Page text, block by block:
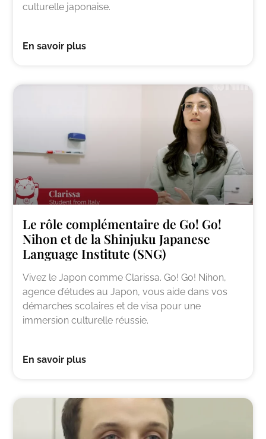
culturelle japonaise.
En savoir plus
Le rôle complémentaire de Go! Go!
Nihon et de la Shinjuku Japanese
Language Institute (SNG)
Vivez le Japon comme Clarissa. Go! Go! Nihon,
agence d’études au Japon, vous aide dans vos
démarches scolaires et de visa pour une
immersion culturelle réussie.
En savoir plus